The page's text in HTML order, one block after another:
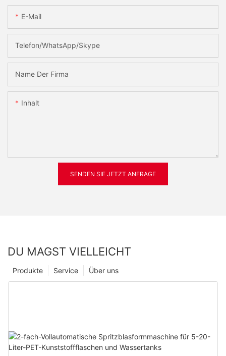
E-Mail
Telefon/WhatsApp/Skype
Name Der Firma
Inhalt
SENDEN SIE JETZT ANFRAGE
DU MAGST VIELLEICHT
Über uns
Service
Produkte